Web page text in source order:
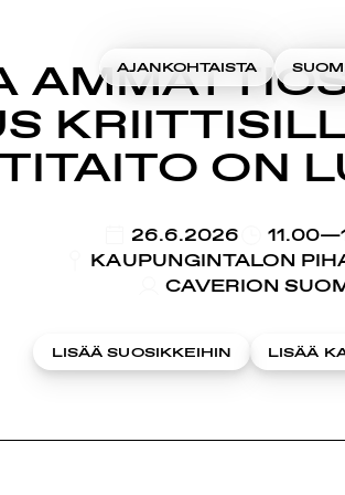
AJANKOHTAISTA
ON
26.6.2026
KLO
KAUPUNGINTALON
CAVERION
LISÄÄ SUOSIKKEIHIN LISÄÄ